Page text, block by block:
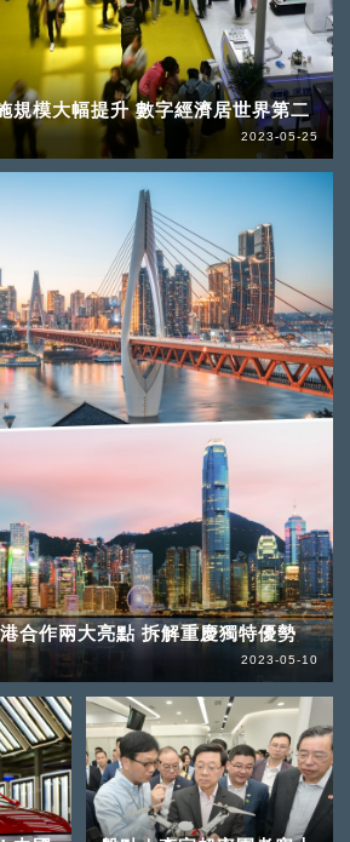
規模大幅提升 數字經濟居世界第二
2023-05-25
合作兩大亮點 拆解重慶獨特優勢
2023-05-10